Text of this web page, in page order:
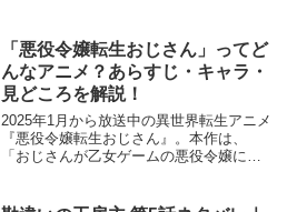
け取る一通の手紙。それは、ただの手紙
ではなく彼の運命...
「悪役令嬢転生おじさん」ってど
んなアニメ？あらすじ・キャラ・
見どころを解説！
2025年1月から放送中の異世界転生アニメ
『悪役令嬢転生おじさん』。本作は、
「おじさんが乙女ゲームの悪役令嬢に転